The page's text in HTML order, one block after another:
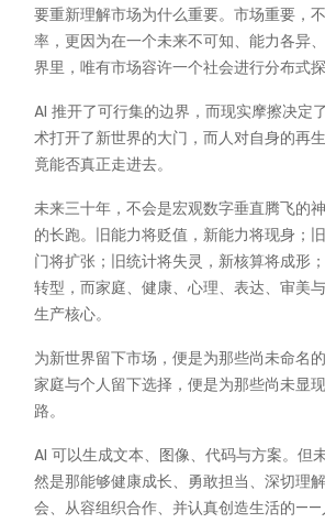
要重新理解市场为什么重要。市场重要，
率，更因为在一个未来不可知、能力各异
界里，唯有市场容许一个社会进行分布式探
AI 推开了可行集的边界，而现实摩擦决定
术打开了新世界的大门，而人对自身的再
竟能否真正走进去。
未来三十年，不会是宏观数字垂直腾飞的
的长跑。旧能力将贬值，新能力将现身；
门将扩张；旧统计将失灵，新核算将成形
转型，而家庭、健康、心理、表达、审美
生产核心。
为新世界留下市场，便是为那些尚未命名
家庭与个人留下选择，便是为那些尚未显
路。
AI 可以生成文本、图像、代码与方案。但
然是那能够健康成长、勇敢担当、深切理
会、从容组织合作、并认真创造生活的——